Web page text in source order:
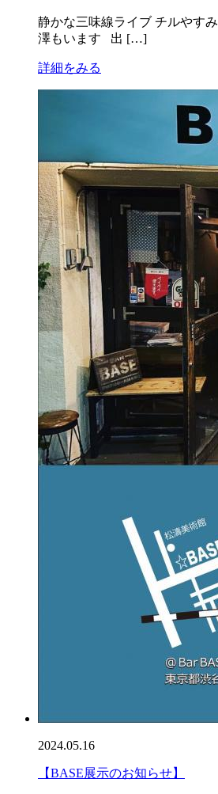
静かな三味線ライブ チルやす
澤もいます 出 […]
詳細をみる
2024.05.16
【BASE展示のお知らせ】